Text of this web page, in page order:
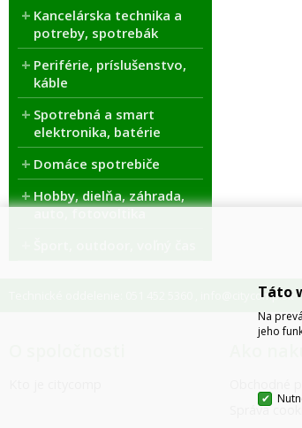
Kancelárska technika a
potreby, spotrebák
Periférie, príslušenstvo,
káble
Spotrebná a smart
elektronika, batérie
Domáce spotrebiče
Hobby, dielňa, záhrada,
info@citycomp.sk
Správa
Táto
Na
jeho